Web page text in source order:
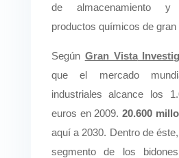
de almacenamiento
productos químicos de gran
Según Gran Vista
que el mercado
industriales alcance los
euros en 2009.20.600
aquí a 2030. Dentro de
segmento de los